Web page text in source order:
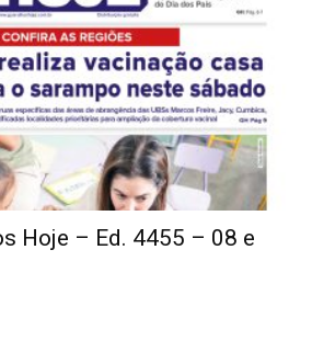
Hoje – Ed. 4455 – 08 e